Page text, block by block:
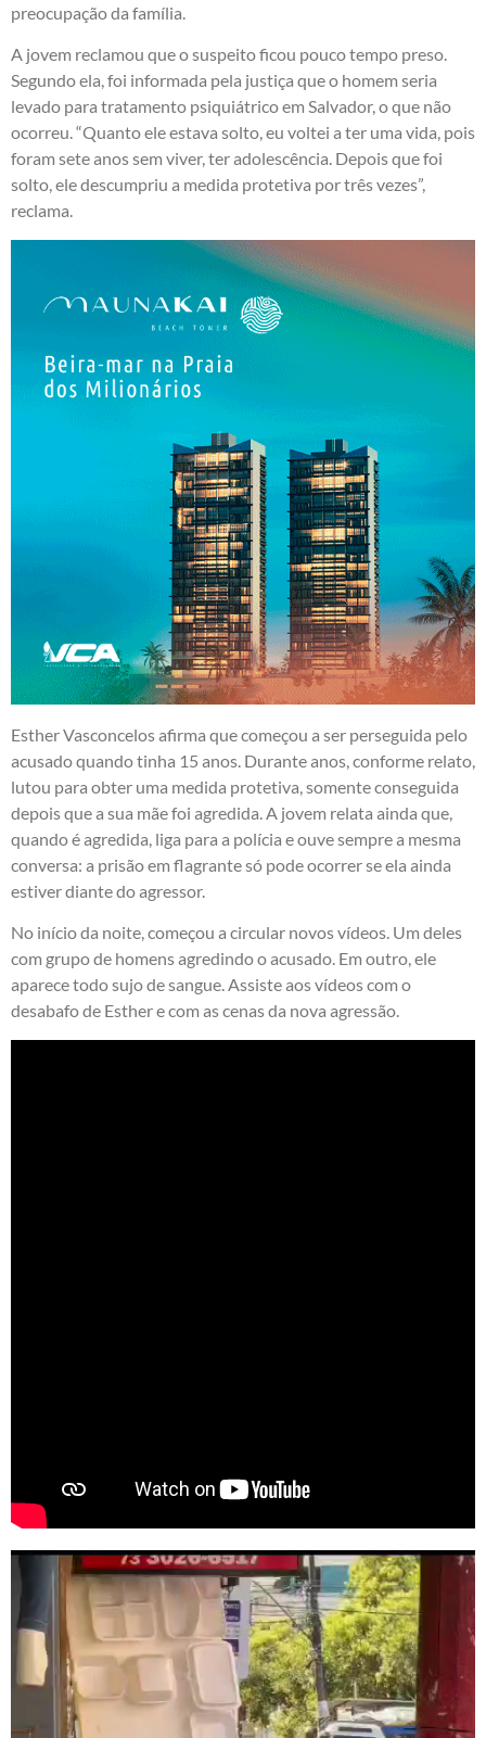
preocupação da família.
A jovem reclamou que o suspeito ficou pouco tempo preso.
Segundo ela, foi informada pela justiça que o homem seria
levado para tratamento psiquiátrico em Salvador, o que não
ocorreu. “Quanto ele estava solto, eu voltei a ter uma vida, pois
foram sete anos sem viver, ter adolescência. Depois que foi
solto, ele descumpriu a medida protetiva por três vezes”,
reclama.
Esther Vasconcelos afirma que começou a ser perseguida pelo
acusado quando tinha 15 anos. Durante anos, conforme relato,
lutou para obter uma medida protetiva, somente conseguida
depois que a sua mãe foi agredida. A jovem relata ainda que,
quando é agredida, liga para a polícia e ouve sempre a mesma
conversa: a prisão em flagrante só pode ocorrer se ela ainda
estiver diante do agressor.
No início da noite, começou a circular novos vídeos. Um deles
com grupo de homens agredindo o acusado. Em outro, ele
aparece todo sujo de sangue. Assiste aos vídeos com o
desabafo de Esther e com as cenas da nova agressão.
Tocador
vídeo